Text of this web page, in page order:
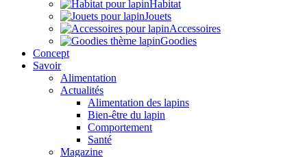
Habitat
Jouets
Accessoires
Goodies
Concept
Savoir
Alimentation
Actualités
Alimentation des lapins
Bien-être du lapin
Comportement
Santé
Magazine